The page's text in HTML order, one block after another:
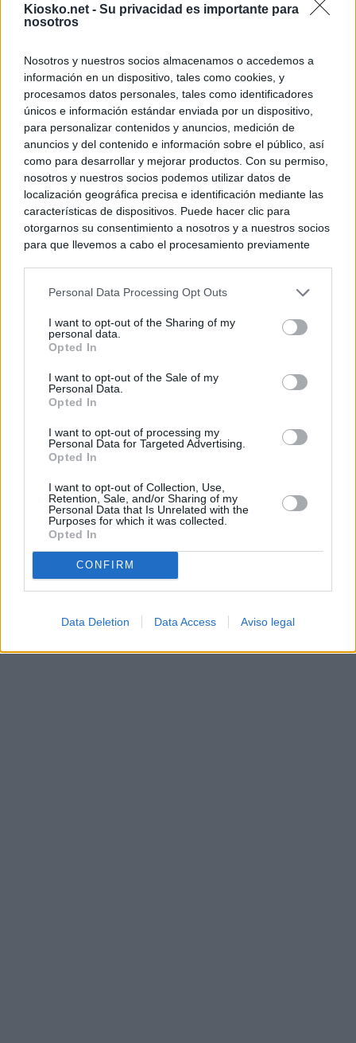
Kiosko.net - Su privacidad es importante para
nosotros
Nosotros y nuestros socios almacenamos o accedemos a
información en un dispositivo, tales como cookies, y
procesamos datos personales, tales como identificadores
únicos e información estándar enviada por un dispositivo,
para personalizar contenidos y anuncios, medición de
anuncios y del contenido e información sobre el público, así
como para desarrollar y mejorar productos. Con su permiso,
nosotros y nuestros socios podemos utilizar datos de
localización geográfica precisa e identificación mediante las
características de dispositivos. Puede hacer clic para
otorgarnos su consentimiento a nosotros y a nuestros socios
para que llevemos a cabo el procesamiento previamente
negar su consentimiento. Tenga en cuenta que algún
de su consentimiento, pero usted tiene el derecho de
rechazar tal procesamiento. Sus preferencias se aplicarán
cualquier momento entrando de nuevo en este sitio web o
visitando nuestra política de privacidad.
Personal Data Processing Opt Outs
I want to opt-out of the Sharing of my
personal data.
Opted In
I want to opt-out of the Sale of my
Personal Data.
Opted In
I want to opt-out of processing my
Personal Data for Targeted Advertising.
Opted In
I want to opt-out of Collection, Use,
Retention, Sale, and/or Sharing of my
Personal Data that Is Unrelated with the
Purposes for which it was collected.
Opted In
CONFIRM
Data Deletion Data Access Aviso legal